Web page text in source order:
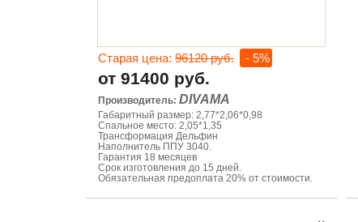
Старая цена: 96120 руб. - 5%
от 91400 руб.
Производитель: DIVAMA
Габаритный размер: 2,77*2,06*0,98
Спальное место: 2,05*1,35
Трансформация Дельфин
Наполнитель ППУ 3040.
Гарантия 18 месяцев
Срок изготовления до 15 дней.
Обязательная предоплата 20% от стоимости.